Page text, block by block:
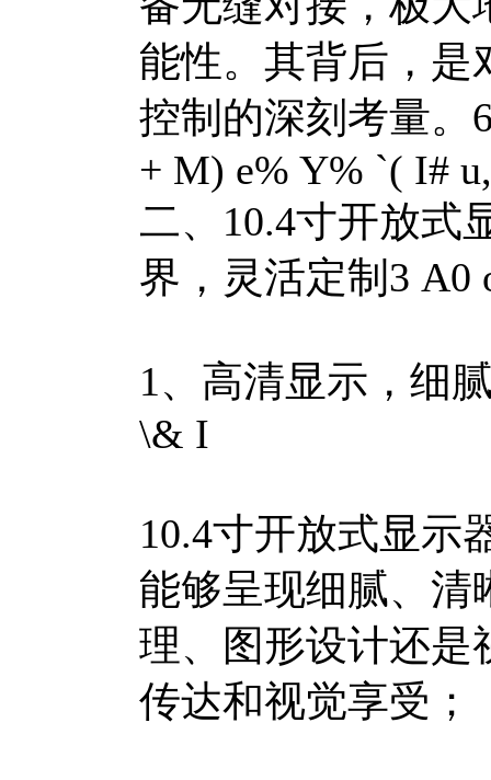
能性。其背后，是
控制的深刻考量。
+ M) e% Y% `( I#
二、10.4寸开放式
界，灵活定制 3 A0
1、高清显示，细
\& I
10.4寸开放式显示
能够呈现细腻、清
理、图形设计还是
传达和视觉享受；